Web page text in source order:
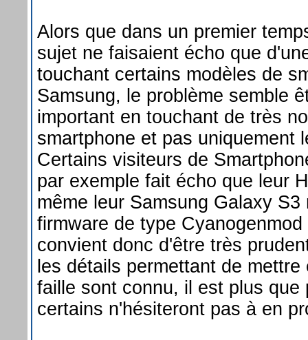
Alors que dans un premier
sujet ne faisaient écho que
touchant certains modèles de
Samsung, le problème semble
important en touchant de très
smartphone et pas uniquement
Certains visiteurs de
par exemple fait écho que leur
même leur Samsung Galaxy S3
firmware de type
convient donc d'être très
les détails permettant de
faille sont connu, il est plus que
certains n'hésiteront pas à en